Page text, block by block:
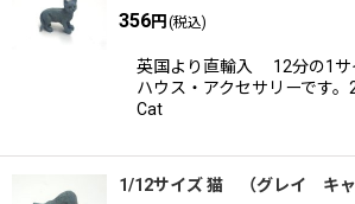
356円 (税込)
英国より直輸入 12分の1
ハウス・アクセサリーです
Cat
1/12サイズ 猫 （グレイ キャ